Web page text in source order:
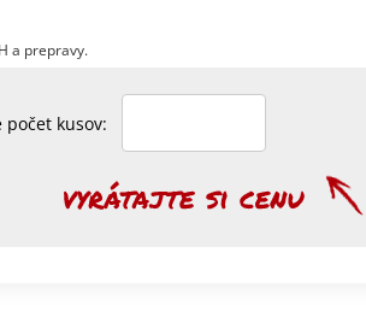
a prepravy.
počet kusov: